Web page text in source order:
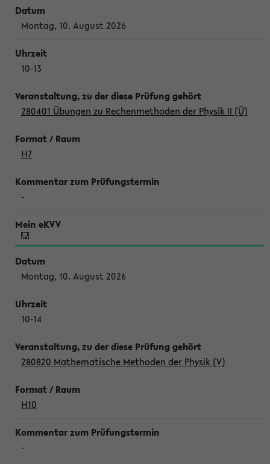
Montag, 10. August 2026
10-13
280401 Übungen zu Rechenmethoden der Physik II (Ü)
H7
-
Montag, 10. August 2026
10-14
280820 Mathematische Methoden der Physik (V)
H10
-